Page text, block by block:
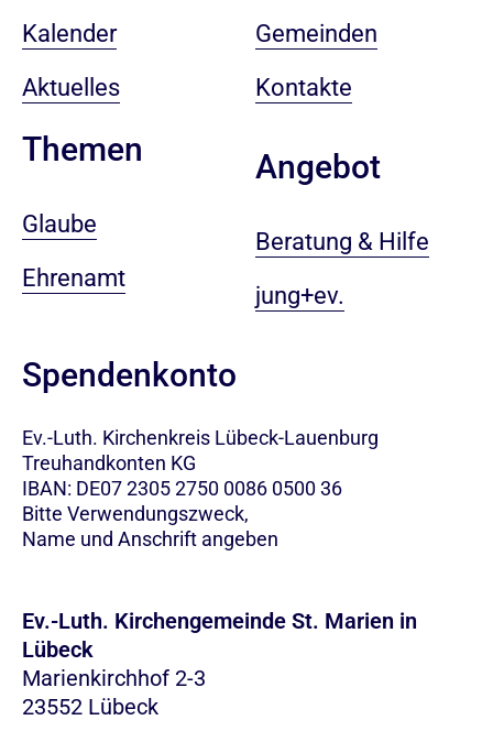
Kalender
Aktuelles
Themen
Glaube
Ehrenamt
Gemeinden
Kontakte
Angebot
Beratung & Hilfe
jung+ev.
Spendenkonto
Ev.-Luth. Kirchenkreis Lübeck-Lauenburg
Treuhandkonten KG
IBAN: DE07 2305 2750 0086 0500 36
Bitte Verwendungszweck,
Name und Anschrift angeben
Ev.-Luth. Kirchengemeinde St. Marien in
Lübeck
Marienkirchhof 2-3
23552 Lübeck